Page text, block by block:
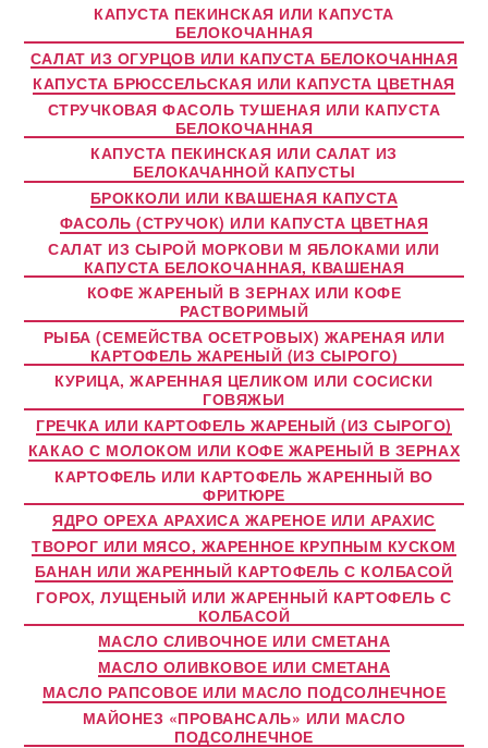
КАПУСТА ПЕКИНСКАЯ ИЛИ КАПУСТА
БЕЛОКОЧАННАЯ
САЛАТ ИЗ ОГУРЦОВ ИЛИ КАПУСТА БЕЛОКОЧАННАЯ
КАПУСТА БРЮССЕЛЬСКАЯ ИЛИ КАПУСТА ЦВЕТНАЯ
СТРУЧКОВАЯ ФАСОЛЬ ТУШЕНАЯ ИЛИ КАПУСТА
БЕЛОКОЧАННАЯ
КАПУСТА ПЕКИНСКАЯ ИЛИ САЛАТ ИЗ
БЕЛОКАЧАННОЙ КАПУСТЫ
БРОККОЛИ ИЛИ КВАШЕНАЯ КАПУСТА
ФАСОЛЬ (СТРУЧОК) ИЛИ КАПУСТА ЦВЕТНАЯ
САЛАТ ИЗ СЫРОЙ МОРКОВИ М ЯБЛОКАМИ ИЛИ
КАПУСТА БЕЛОКОЧАННАЯ, КВАШЕНАЯ
КОФЕ ЖАРЕНЫЙ В ЗЕРНАХ ИЛИ КОФЕ
РАСТВОРИМЫЙ
РЫБА (СЕМЕЙСТВА ОСЕТРОВЫХ) ЖАРЕНАЯ ИЛИ
КАРТОФЕЛЬ ЖАРЕНЫЙ (ИЗ СЫРОГО)
КУРИЦА, ЖАРЕННАЯ ЦЕЛИКОМ ИЛИ СОСИСКИ
ГОВЯЖЬИ
ГРЕЧКА ИЛИ КАРТОФЕЛЬ ЖАРЕНЫЙ (ИЗ СЫРОГО)
КАКАО С МОЛОКОМ ИЛИ КОФЕ ЖАРЕНЫЙ В ЗЕРНАХ
КАРТОФЕЛЬ ИЛИ КАРТОФЕЛЬ ЖАРЕННЫЙ ВО
ФРИТЮРЕ
ЯДРО ОРЕХА АРАХИСА ЖАРЕНОЕ ИЛИ АРАХИС
ТВОРОГ ИЛИ МЯСО, ЖАРЕННОЕ КРУПНЫМ КУСКОМ
БАНАН ИЛИ ЖАРЕННЫЙ КАРТОФЕЛЬ С КОЛБАСОЙ
ГОРОХ, ЛУЩЕНЫЙ ИЛИ ЖАРЕННЫЙ КАРТОФЕЛЬ С
КОЛБАСОЙ
МАСЛО СЛИВОЧНОЕ ИЛИ СМЕТАНА
МАСЛО ОЛИВКОВОЕ ИЛИ СМЕТАНА
МАСЛО РАПСОВОЕ ИЛИ МАСЛО ПОДСОЛНЕЧНОЕ
МАЙОНЕЗ «ПРОВАНСАЛЬ» ИЛИ МАСЛО
ПОДСОЛНЕЧНОЕ